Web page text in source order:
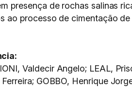
presença de rochas salinas
ao processo de cimentação
Valdecir Angelo; LEAL,
Ferreira; GOBBO, Henrique